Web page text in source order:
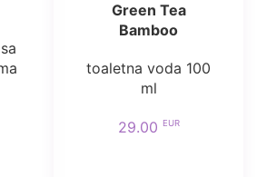
Green Tea
Bamboo
toaletna voda 100
ml
29.00 EUR